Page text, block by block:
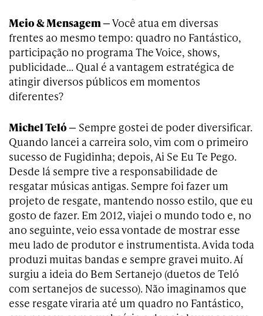
Meio & Mensagem —Você atua em diversas
frentes ao mesmo tempo: quadro no Fantástico,
participação no programa The Voice, shows,
publicidade… Qual é a vantagem estratégica de
atingir diversos públicos em momentos
diferentes?
Michel Teló — Sempre gostei de poder diversificar.
Quando lancei a carreira solo, vim com o primeiro
sucesso de Fugidinha; depois, Ai Se Eu Te Pego.
Desde lá sempre tive a responsabilidade de
resgatar músicas antigas. Sempre foi fazer um
projeto de resgate, mantendo nosso estilo, que eu
gosto de fazer. Em 2012, viajei o mundo todo e, no
ano seguinte, veio essa vontade de mostrar esse
meu lado de produtor e instrumentista. A vida toda
produzi muitas bandas e sempre gravei muito. Aí
surgiu a ideia do Bem Sertanejo (duetos de Teló
com sertanejos de sucesso). Não imaginamos que
esse resgate viraria até um quadro no Fantástico,